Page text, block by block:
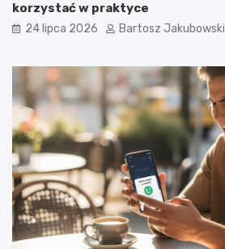
korzystać w praktyce
24 lipca 2026 Bartosz Jakubowski